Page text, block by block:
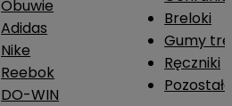
Obuwie
Adidas
Nike
Reebok
DO-WIN
Breloki
Gumy
Ręczniki